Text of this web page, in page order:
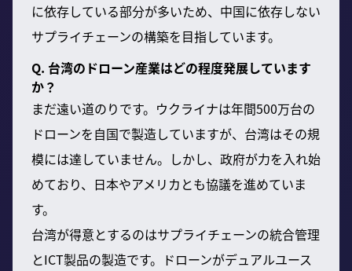
に依存している部分が多いため、中国に依存しない
サプライチェーンの構築を目指しています。
Q. 台湾のドローン産業はどの程度発展しています
か？
まだ遠い道のりです。ウクライナは年間500万台の
ドローンを自国で製造していますが、台湾はその規
模には達していません。しかし、政府が力を入れ始
めており、日本やアメリカとも協議を進めていま
す。
台湾が得意とするのはサプライチェーンの統合管理
とICT製品の製造です。ドローンがデュアルユース